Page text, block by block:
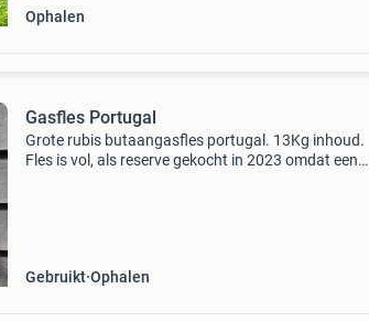
Ophalen
Gasfles Portugal
Grote rubis butaangasfles portugal. 13Kg inhoud.
Fles is vol, als reserve gekocht in 2023 omdat een
Gebruikt Ophalen